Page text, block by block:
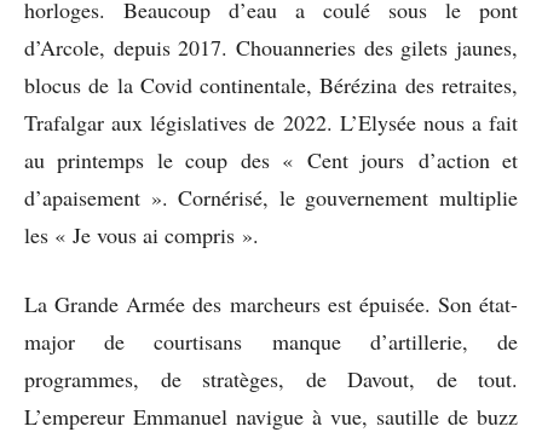
horloges. Beaucoup d’eau a coulé sous le pont
d’Arcole, depuis 2017. Chouanneries des gilets jaunes,
blocus de la Covid continentale, Bérézina des retraites,
Trafalgar aux législatives de 2022. L’Elysée nous a fait
au printemps le coup des « Cent jours d’action et
d’apaisement ». Cornérisé, le gouvernement multiplie
les « Je vous ai compris ».
La Grande Armée des marcheurs est épuisée. Son état-
major de courtisans manque d’artillerie, de
programmes, de stratèges, de Davout, de tout.
L’empereur Emmanuel navigue à vue, sautille de buzz